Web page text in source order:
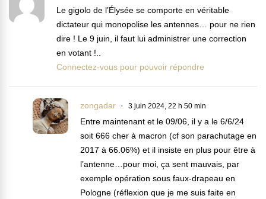
Le gigolo de l’Élysée se comporte en véritable
dictateur qui monopolise les antennes… pour ne rien
dire ! Le 9 juin, il faut lui administrer une correction
en votant !..
Connectez-vous pour pouvoir répondre
zongadar 3 juin 2024, 22 h 50 min
Entre maintenant et le 09/06, il y a le 6/6/24
soit 666 cher à macron (cf son parachutage en
2017 à 66.06%) et il insiste en plus pour être à
l’antenne…pour moi, ça sent mauvais, par
exemple opération sous faux-drapeau en
Pologne (réflexion que je me suis faite en